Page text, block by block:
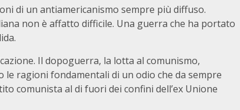
di un antiamericanismo sempre più diffuso.
non è affatto difficile. Una guerra che ha portato
Il dopoguerra, la lotta al comunismo,
le ragioni fondamentali di un odio che da sempre
comunista al di fuori dei confini dell’ex Unione